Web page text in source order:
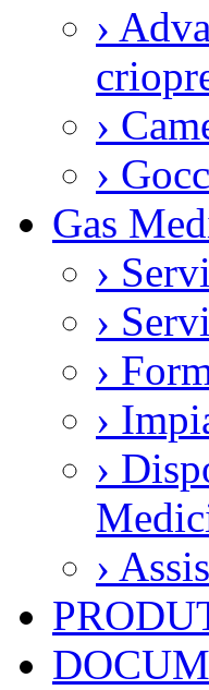
›
›
›
Gas
›
›
›
›
›
›